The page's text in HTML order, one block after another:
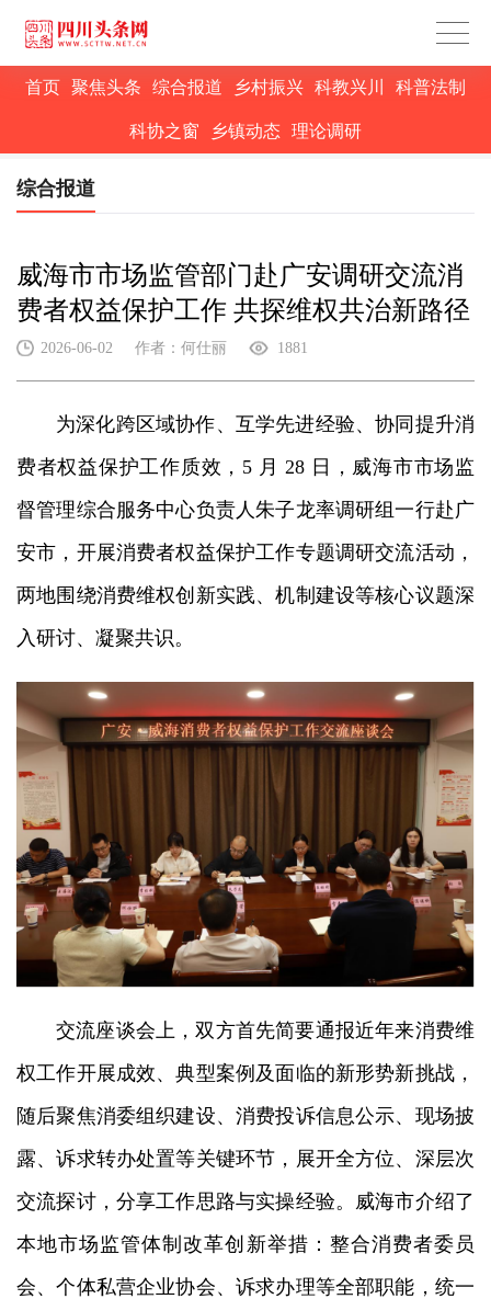
首页 聚焦头条 综合报道 乡村振兴 科教兴川 科普法制
科协之窗 乡镇动态 理论调研
综合报道
威海市市场监管部门赴广安调研交流消
费者权益保护工作 共探维权共治新路径
2026-06-02 作者：何仕丽 1881
为深化跨区域协作、互学先进经验、协同提升消
费者权益保护工作质效，5 月 28 日，威海市市场监
督管理综合服务中心负责人朱子龙率调研组一行赴广
安市，开展消费者权益保护工作专题调研交流活动，
两地围绕消费维权创新实践、机制建设等核心议题深
入研讨、凝聚共识。
交流座谈会上，双方首先简要通报近年来消费维
权工作开展成效、典型案例及面临的新形势新挑战，
随后聚焦消委组织建设、消费投诉信息公示、现场披
露、诉求转办处置等关键环节，展开全方位、深层次
交流探讨，分享工作思路与实操经验。威海市介绍了
本地市场监管体制改革创新举措：整合消费者委员
会、个体私营企业协会、诉求办理等全部职能，统一